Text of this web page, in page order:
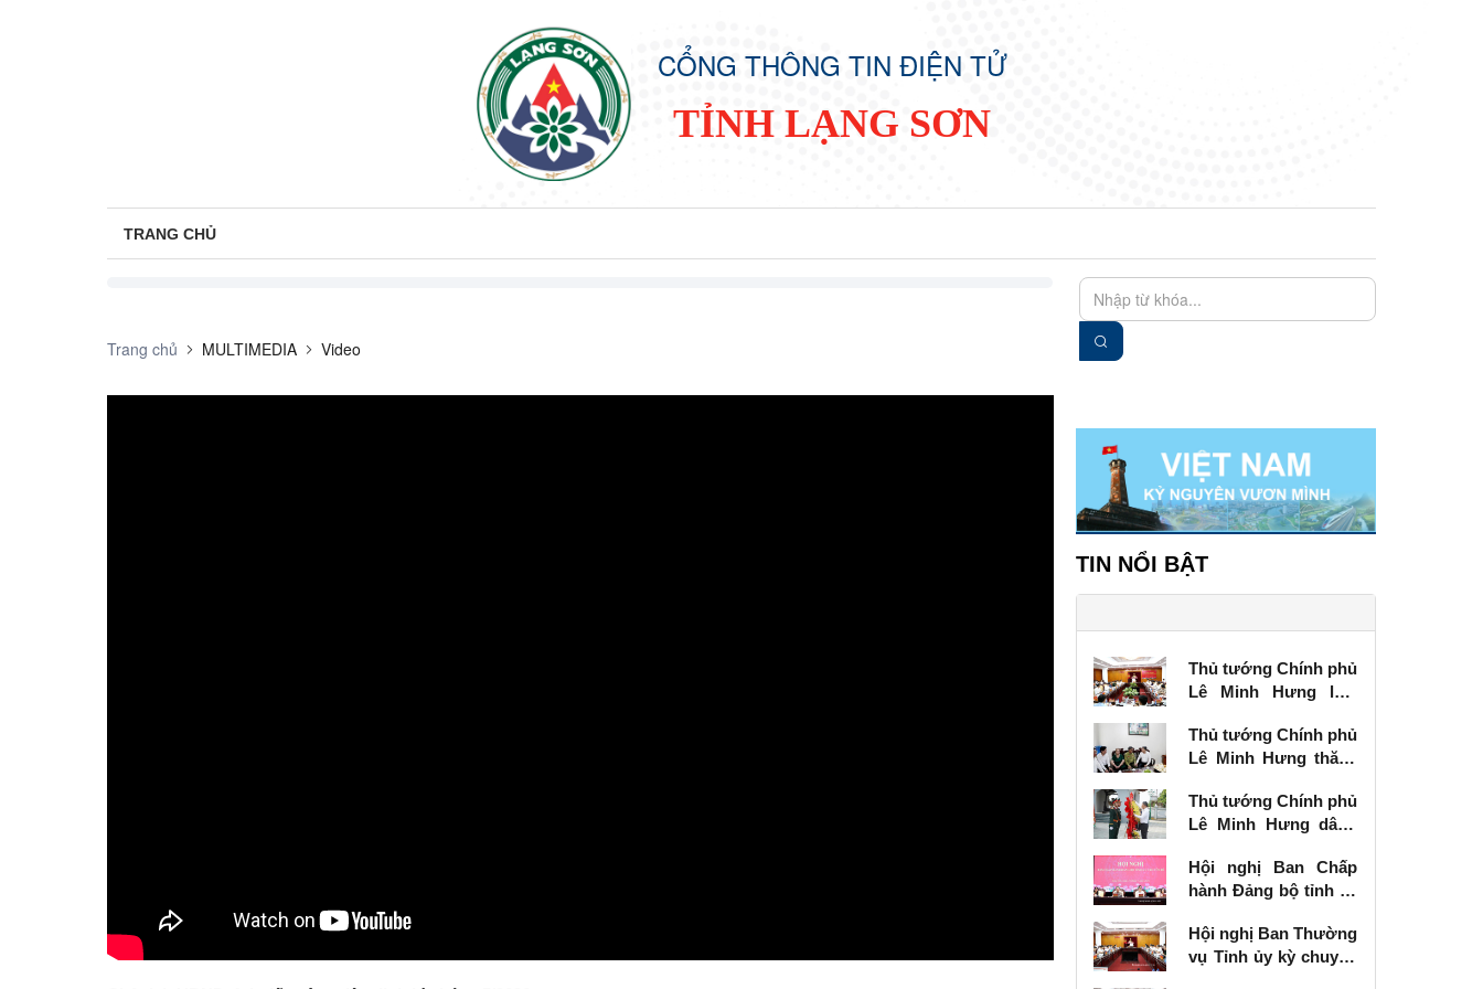
CỔNG THÔNG TIN ĐIỆN TỬ
TỈNH LẠNG SƠN
TRANG CHỦ
Trang chủ MULTIMEDIA Video
TIN NỔI BẬT
Thủ tướng Chính phủ
Lê Minh Hưng làm
vụ Tỉnh ủy Lạng Sơn
Thủ tướng Chính phủ
Lê Minh Hưng thăm,
binh tại Lạng Sơn
Thủ tướng Chính phủ
Lê Minh Hưng dâng
các Anh hùng liệt sĩ
tại Lạng Sơn
Hội nghị Ban Chấp
hành Đảng bộ tỉnh kỳ
Hội nghị Ban Thường
vụ Tỉnh ủy kỳ chuyên